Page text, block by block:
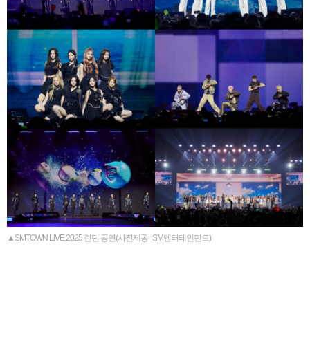
▲SMTOWN LIVE 2025 런던 공연(사진제공=SM엔터테인먼트)